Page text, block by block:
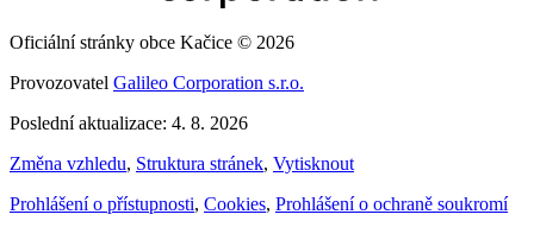
Oficiální stránky obce Kačice © 2026
Provozovatel Galileo Corporation s.r.o.
Poslední aktualizace: 4. 8. 2026
Změna vzhledu, Struktura stránek, Vytisknout
Prohlášení o přístupnosti, Cookies, Prohlášení o ochraně soukromí